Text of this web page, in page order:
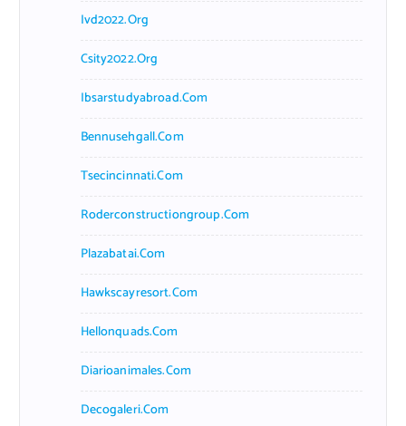
Ivd2022.org
Csity2022.org
Ibsarstudyabroad.com
Bennusehgall.com
Tsecincinnati.com
Roderconstructiongroup.com
Plazabatai.com
Hawkscayresort.com
Hellonquads.com
Diarioanimales.com
Decogaleri.com